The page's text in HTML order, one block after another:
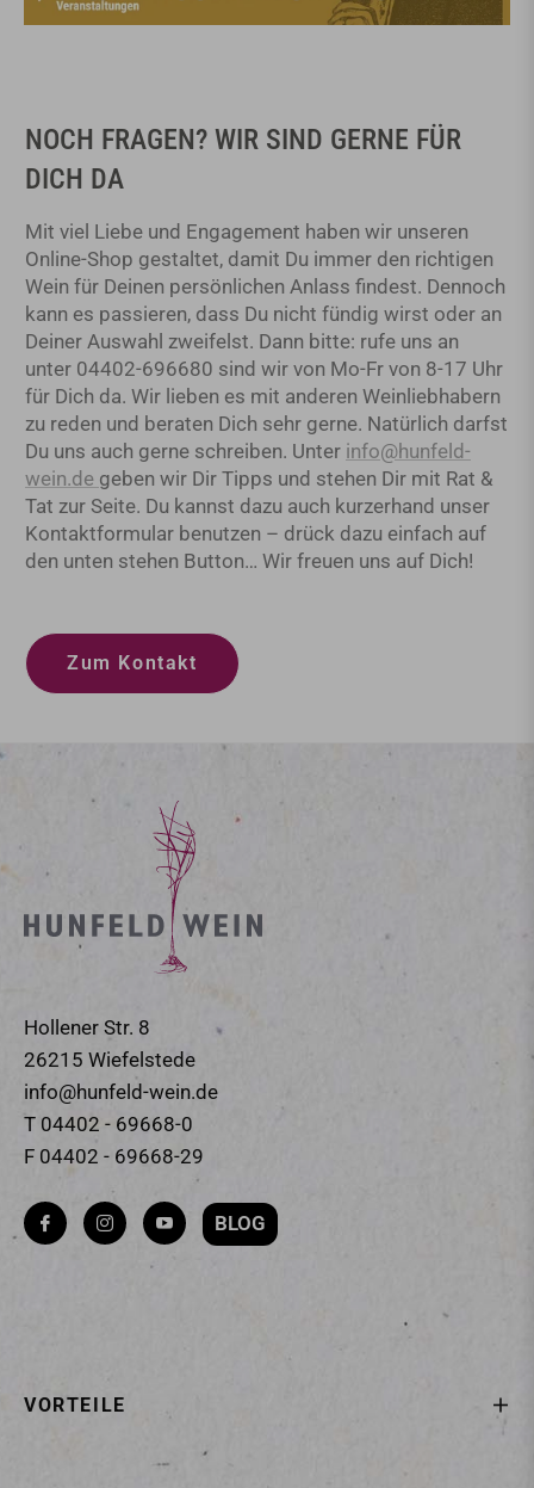
NOCH FRAGEN? WIR SIND GERNE FÜR
DICH DA
Mit viel Liebe und Engagement haben wir unseren
Online-Shop gestaltet, damit Du immer den richtigen
Wein für Deinen persönlichen Anlass findest. Dennoch
kann es passieren, dass Du nicht fündig wirst oder an
Deiner Auswahl zweifelst. Dann bitte: rufe uns an
unter 04402-696680 sind wir von Mo-Fr von 8-17 Uhr
für Dich da. Wir lieben es mit anderen Weinliebhabern
zu reden und beraten Dich sehr gerne. Natürlich darfst
Du uns auch gerne schreiben. Unter info@hunfeld-
wein.de geben wir Dir Tipps und stehen Dir mit Rat &
Tat zur Seite. Du kannst dazu auch kurzerhand unser
Kontaktformular benutzen – drück dazu einfach auf
den unten stehen Button… Wir freuen uns auf Dich!
Zum Kontakt
Hollener Str. 8
26215 Wiefelstede
info@hunfeld-wein.de
T 04402 - 69668-0
F 04402 - 69668-29
Fb Ins You
BLOG
VORTEILE